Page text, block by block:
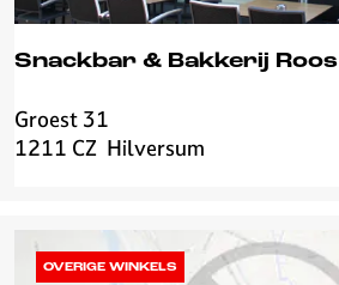
i
g
Snackbar & Bakkerij Roos
S
n
Groest 31
1211 CZ Hilversum
OVERIGE WINKELS